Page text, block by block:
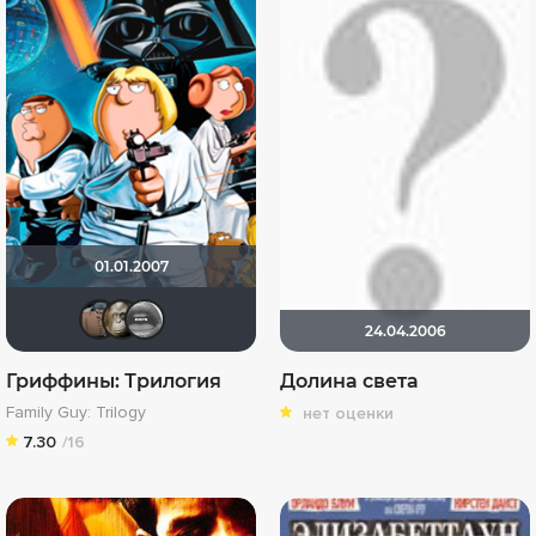
01.01.2007
preacherman
mr.exclusive
Гриффины: Трилогия
Family Guy: Trilogy
7.30 /16
24.04.2006
Долина света
нет оценки